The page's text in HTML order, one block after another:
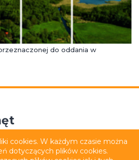
do oddania w
Polityka prywatności
cookies. W każdym czasie można
dotyczących plików cookies.